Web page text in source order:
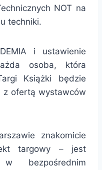
NOT na
techniki.
i ustawienie
osoba, która
Książki będzie
z ofertą wystawców
znakomicie
targowy – jest
w bezpośrednim